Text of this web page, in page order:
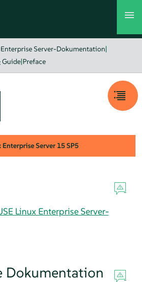
Enterprise Server-Dokumentation|
Guide|Preface
Enterprise Server 15 SP5
Linux Enterprise Server-
Dokumentation